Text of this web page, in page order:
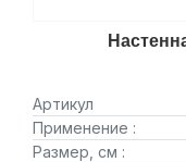
Артикул
Применение :
Размер, см :